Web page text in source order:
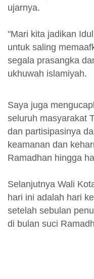
ujarnya.
"Mari kita jadikan
untuk saling
segala prasangka
ukhuwah islamiyah.
Saya juga
seluruh masyarakat
dan partisipasinya
keamanan dan
Ramadhan hingga
Selanjutnya Wali
hari ini adalah hari
setelah sebulan
di bulan suci